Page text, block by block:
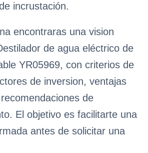
incrustación.
encontraras una vision
de agua eléctrico de
YR05969, con criterios de
de inversion, ventajas
de
El objetivo es facilitarte una
antes de solicitar una